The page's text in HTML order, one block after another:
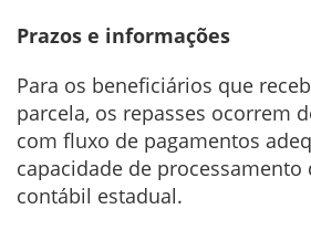
Prazos e informações
Para os beneficiários que
parcela, os repasses ocorrem
com fluxo de pagamentos
capacidade de
contábil estadual.